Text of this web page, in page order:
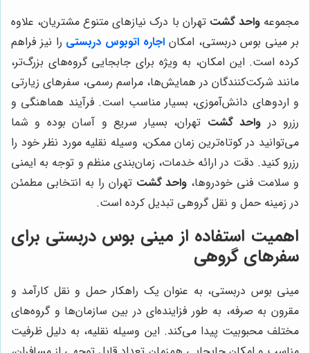
مجموعهواحد گشت تهران با درک نیازهای متنوع مشتریان، علاوه
بر مینی بوس دربستی، امکان اجاره اتوبوس دربستی را نیز فراهم
کرده است. این امکان، به ویژه برای جابجایی گروه‌های بزرگ‌تر،
مانند شرکت‌کنندگان در همایش‌ها، مراسم رسمی، سفرهای زیارتی
و اردوهای دانش‌آموزی، بسیار مناسب است. فرآیند هماهنگی و
رزرو در واحد گشت تهران، بسیار سریع و آسان بوده و شما
می‌توانید در کوتاه‌ترین زمان ممکن، وسیله نقلیه مورد نظر خود را
رزرو کنید. دقت در ارائه خدمات، زمان‌بندی منظم و توجه به ایمنی
و سلامت فنی خودروها، واحد گشت تهران را به انتخابی مطمئن
در زمینه حمل و نقل گروهی تبدیل کرده است.
اهمیت استفاده از مینی بوس دربستی برای
سفرهای گروهی
مینی بوس دربستی، به عنوان یک راهکار حمل و نقل کارآمد و
مقرون به صرفه، به طور فزاینده‌ای در بین سازمان‌ها و گروه‌های
مختلف محبوبیت پیدا می‌کند. این وسیله نقلیه، به دلیل ظرفیت